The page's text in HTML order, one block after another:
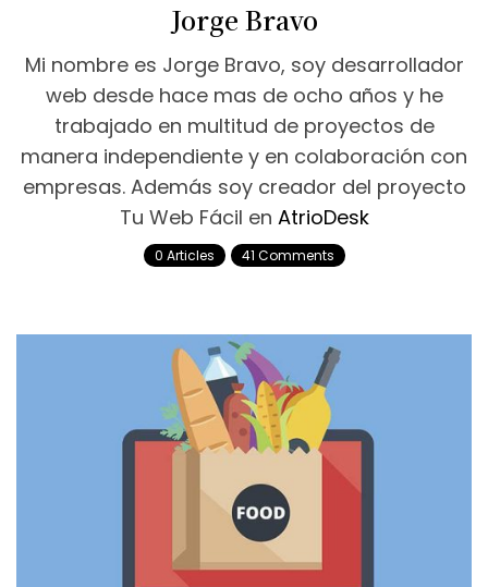
Jorge Bravo
Mi nombre es Jorge Bravo, soy desarrollador
web desde hace mas de ocho años y he
trabajado en multitud de proyectos de
manera independiente y en colaboración con
empresas. Además soy creador del proyecto
Tu Web Fácil en AtrioDesk
0 Articles 41 Comments